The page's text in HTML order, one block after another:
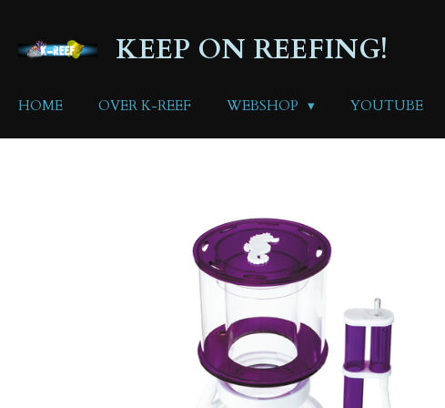
direct
naar
hoofdinhoud
KEEP ON REEFING!
HOME OVER K-REEF WEBSHOP YOUTUBE